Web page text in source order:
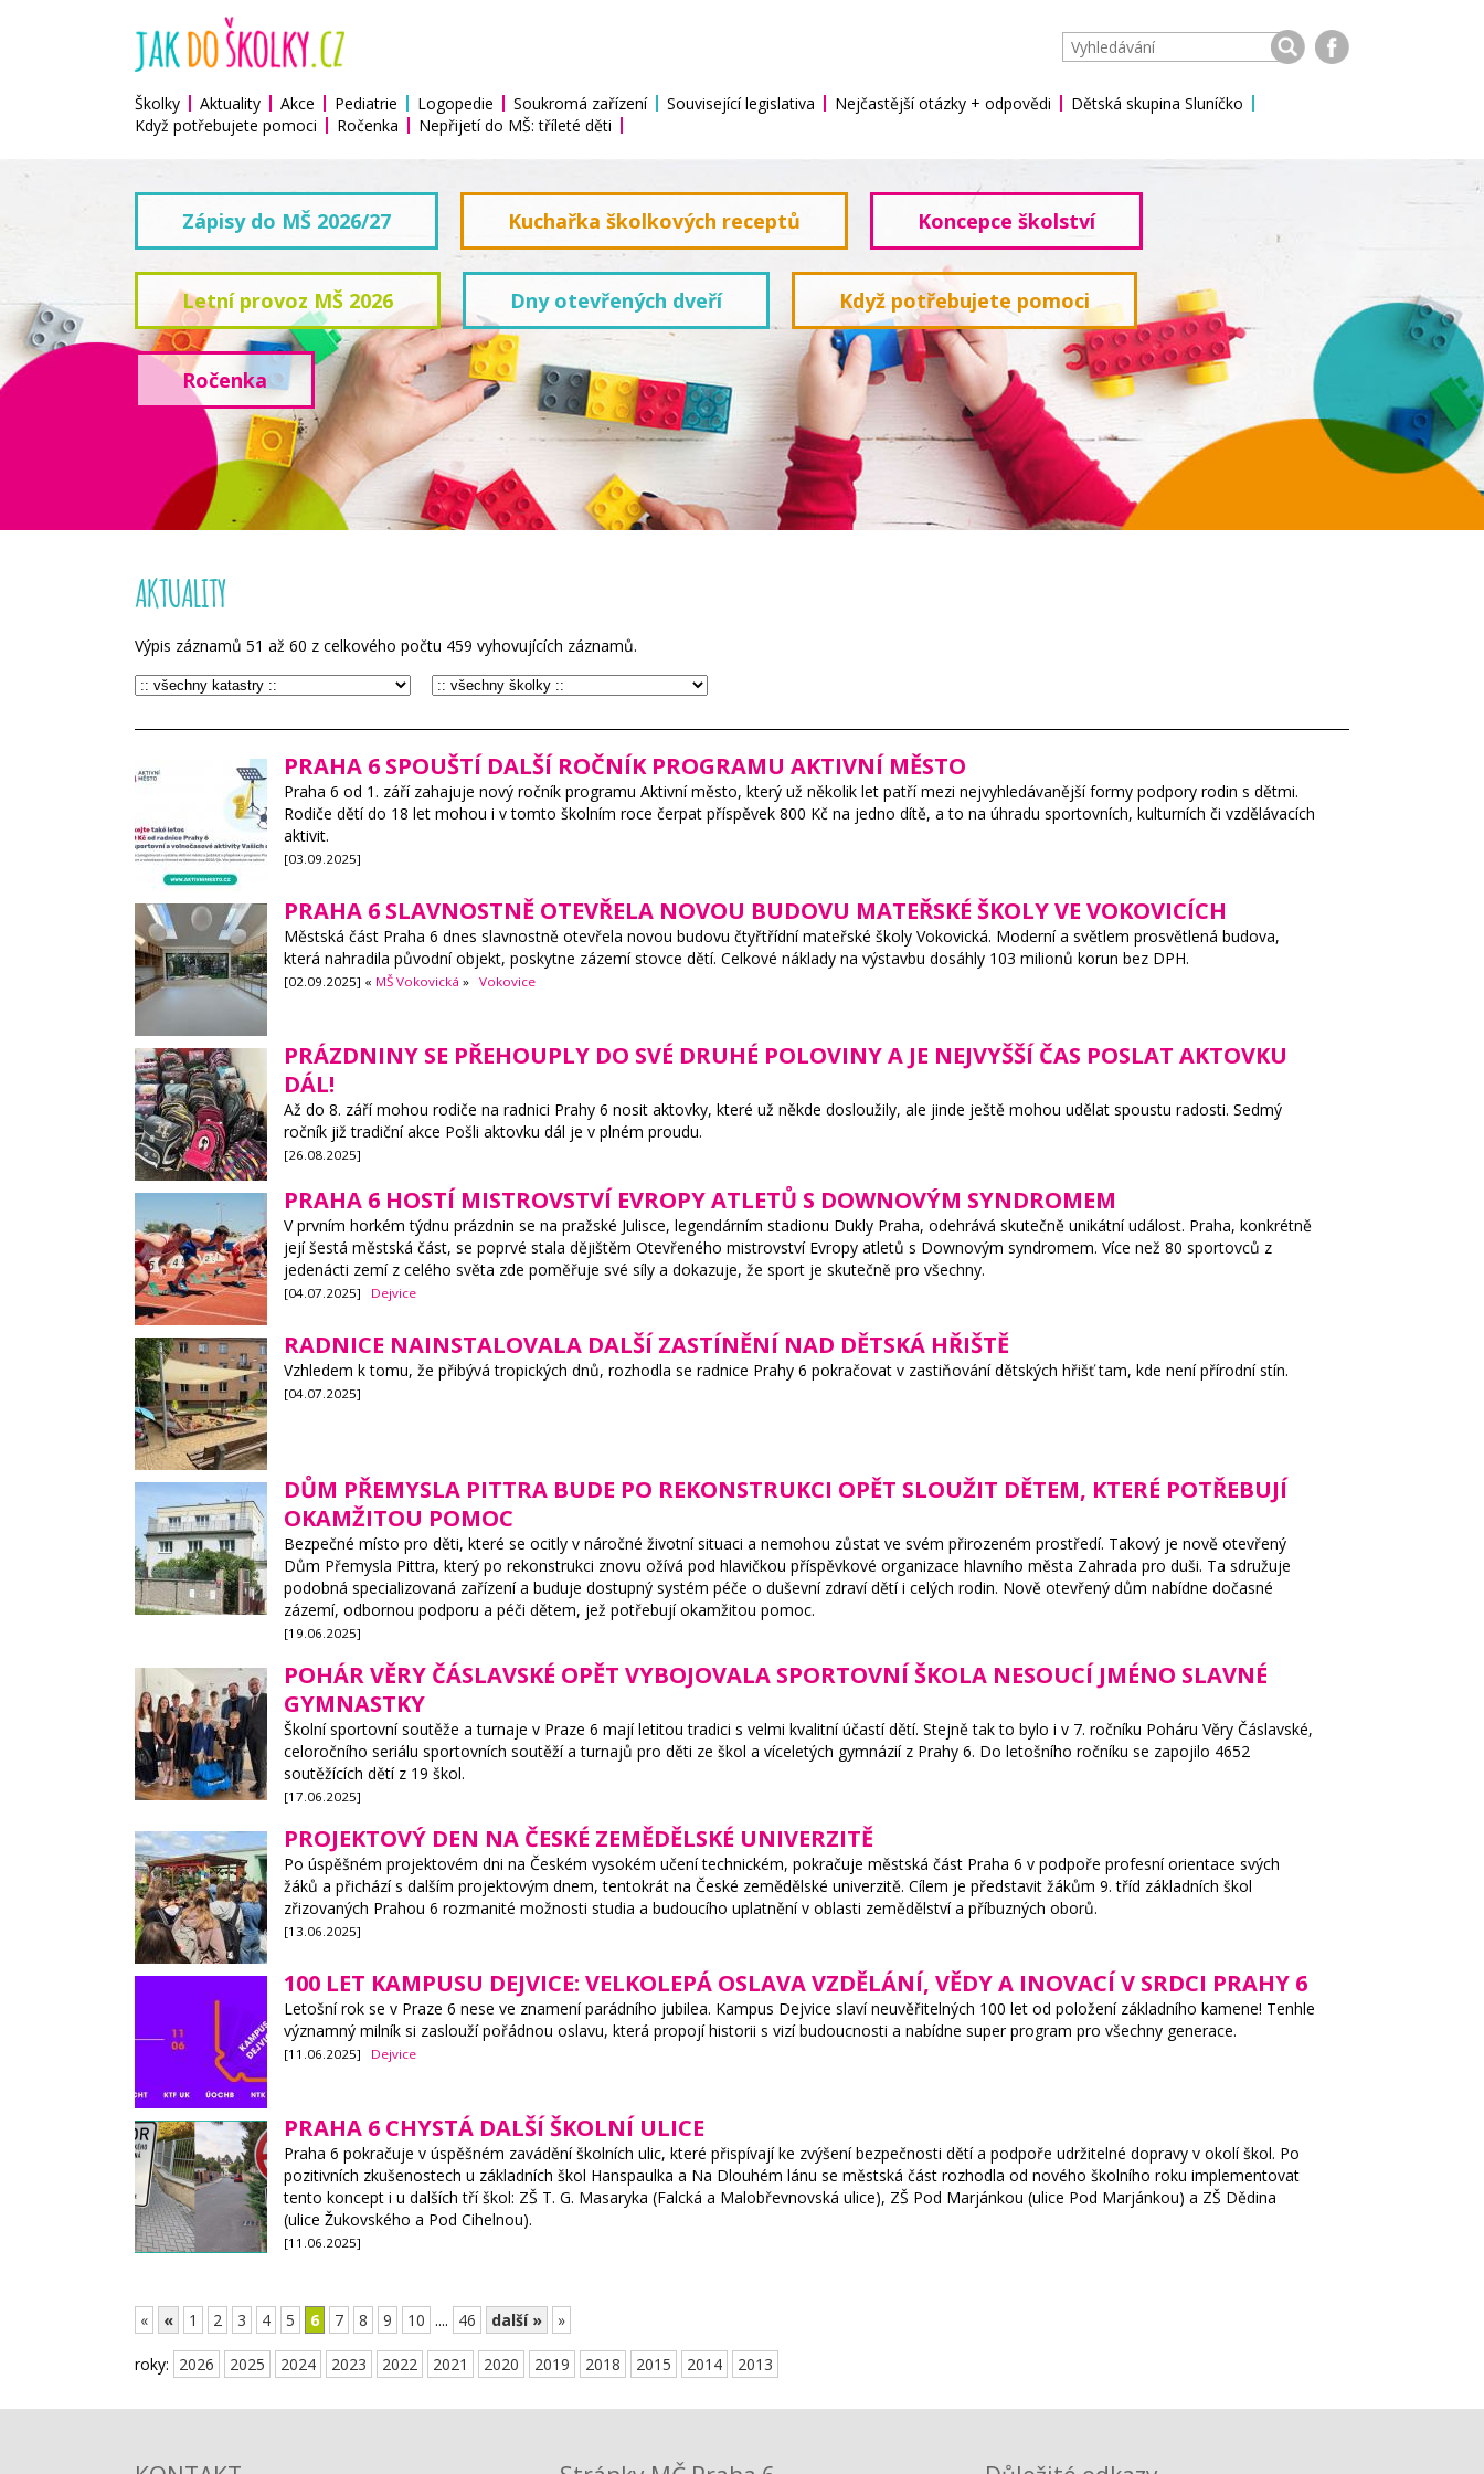
Školky Aktuality Akce Pediatrie Logopedie Soukromá zařízení Související legislativa Nejčastější otázky + odpovědi
Dětská skupina Sluníčko
Když potřebujete pomoci
Ročenka Nepřijetí do MŠ: tříleté děti
Zápisy do MŠ 2026/27 Kuchařka školkových receptů Koncepce školství
Letní provoz MŠ 2026 Dny otevřených dveří Když potřebujete pomoci
Ročenka
AKTUALITY
Výpis záznamů 51 až 60 z celkového počtu 459 vyhovujících záznamů.
PRAHA 6 SPOUŠTÍ DALŠÍ ROČNÍK PROGRAMU AKTIVNÍ MĚSTO
Praha 6 od 1. září zahajuje nový ročník programu Aktivní město, který už několik let patří mezi nejvyhledávanější formy podpory rodin s dětmi.
Rodiče dětí do 18 let mohou i v tomto školním roce čerpat příspěvek 800 Kč na jedno dítě, a to na úhradu sportovních, kulturních či vzdělávacích
aktivit.
[03.09.2025]
PRAHA 6 SLAVNOSTNĚ OTEVŘELA NOVOU BUDOVU MATEŘSKÉ ŠKOLY VE VOKOVICÍCH
Městská část Praha 6 dnes slavnostně otevřela novou budovu čtyřtřídní mateřské školy Vokovická. Moderní a světlem prosvětlená budova,
která nahradila původní objekt, poskytne zázemí stovce dětí. Celkové náklady na výstavbu dosáhly 103 milionů korun bez DPH.
[02.09.2025] « MŠ Vokovická » Vokovice
PRÁZDNINY SE PŘEHOUPLY DO SVÉ DRUHÉ POLOVINY A JE NEJVYŠŠÍ ČAS POSLAT AKTOVKU
DÁL!
Až do 8. září mohou rodiče na radnici Prahy 6 nosit aktovky, které už někde dosloužily, ale jinde ještě mohou udělat spoustu radosti. Sedmý
ročník již tradiční akce Pošli aktovku dál je v plném proudu.
[26.08.2025]
PRAHA 6 HOSTÍ MISTROVSTVÍ EVROPY ATLETŮ S DOWNOVÝM SYNDROMEM
V prvním horkém týdnu prázdnin se na pražské Julisce, legendárním stadionu Dukly Praha, odehrává skutečně unikátní událost. Praha, konkrétně
její šestá městská část, se poprvé stala dějištěm Otevřeného mistrovství Evropy atletů s Downovým syndromem. Více než 80 sportovců z
jedenácti zemí z celého světa zde poměřuje své síly a dokazuje, že sport je skutečně pro všechny.
[04.07.2025] Dejvice
RADNICE NAINSTALOVALA DALŠÍ ZASTÍNĚNÍ NAD DĚTSKÁ HŘIŠTĚ
Vzhledem k tomu, že přibývá tropických dnů, rozhodla se radnice Prahy 6 pokračovat v zastiňování dětských hřišť tam, kde není přírodní stín.
[04.07.2025]
DŮM PŘEMYSLA PITTRA BUDE PO REKONSTRUKCI OPĚT SLOUŽIT DĚTEM, KTERÉ POTŘEBUJÍ
OKAMŽITOU POMOC
Bezpečné místo pro děti, které se ocitly v náročné životní situaci a nemohou zůstat ve svém přirozeném prostředí. Takový je nově otevřený
Dům Přemysla Pittra, který po rekonstrukci znovu ožívá pod hlavičkou příspěvkové organizace hlavního města Zahrada pro duši. Ta sdružuje
podobná specializovaná zařízení a buduje dostupný systém péče o duševní zdraví dětí i celých rodin. Nově otevřený dům nabídne dočasné
zázemí, odbornou podporu a péči dětem, jež potřebují okamžitou pomoc.
[19.06.2025]
POHÁR VĚRY ČÁSLAVSKÉ OPĚT VYBOJOVALA SPORTOVNÍ ŠKOLA NESOUCÍ JMÉNO SLAVNÉ
GYMNASTKY
Školní sportovní soutěže a turnaje v Praze 6 mají letitou tradici s velmi kvalitní účastí dětí. Stejně tak to bylo i v 7. ročníku Poháru Věry Čáslavské,
celoročního seriálu sportovních soutěží a turnajů pro děti ze škol a víceletých gymnázií z Prahy 6. Do letošního ročníku se zapojilo 4652
soutěžících dětí z 19 škol.
[17.06.2025]
PROJEKTOVÝ DEN NA ČESKÉ ZEMĚDĚLSKÉ UNIVERZITĚ
Po úspěšném projektovém dni na Českém vysokém učení technickém, pokračuje městská část Praha 6 v podpoře profesní orientace svých
žáků a přichází s dalším projektovým dnem, tentokrát na České zemědělské univerzitě. Cílem je představit žákům 9. tříd základních škol
zřizovaných Prahou 6 rozmanité možnosti studia a budoucího uplatnění v oblasti zemědělství a příbuzných oborů.
[13.06.2025]
100 LET KAMPUSU DEJVICE: VELKOLEPÁ OSLAVA VZDĚLÁNÍ, VĚDY A INOVACÍ V SRDCI PRAHY 6
Letošní rok se v Praze 6 nese ve znamení parádního jubilea. Kampus Dejvice slaví neuvěřitelných 100 let od položení základního kamene! Tenhle
významný milník si zaslouží pořádnou oslavu, která propojí historii s vizí budoucnosti a nabídne super program pro všechny generace.
[11.06.2025] Dejvice
PRAHA 6 CHYSTÁ DALŠÍ ŠKOLNÍ ULICE
Praha 6 pokračuje v úspěšném zavádění školních ulic, které přispívají ke zvýšení bezpečnosti dětí a podpoře udržitelné dopravy v okolí škol. Po
pozitivních zkušenostech u základních škol Hanspaulka a Na Dlouhém lánu se městská část rozhodla od nového školního roku implementovat
tento koncept i u dalších tří škol: ZŠ T. G. Masaryka (Falcká a Malobřevnovská ulice), ZŠ Pod Marjánkou (ulice Pod Marjánkou) a ZŠ Dědina
(ulice Žukovského a Pod Cihelnou).
[11.06.2025]
« « 1 2 3 4 5 6 7 8 9 10 .... 46 další » »
roky: 2026 2025 2024 2023 2022 2021 2020 2019 2018 2015 2014 2013